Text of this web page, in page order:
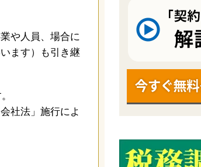
や人員、場合に
ます）も引き継
社法」施行によ